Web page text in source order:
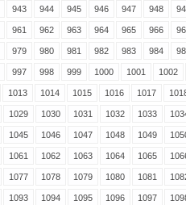
943 944 945 946 947 948
961 962 963 964 965 966
979 980 981 982 983 984
997 998 999 1000 1001 1002
1013 1014 1015 1016 1017
1029 1030 1031 1032 1033
1045 1046 1047 1048 1049
1061 1062 1063 1064 1065
1077 1078 1079 1080 1081
1093 1094 1095 1096 1097